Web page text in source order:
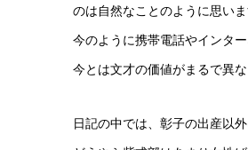
のは自然なことのように思いま
今のように携帯電話やインタ
今とは文才の価値がまるで異
日記の中では、彰子の出産以